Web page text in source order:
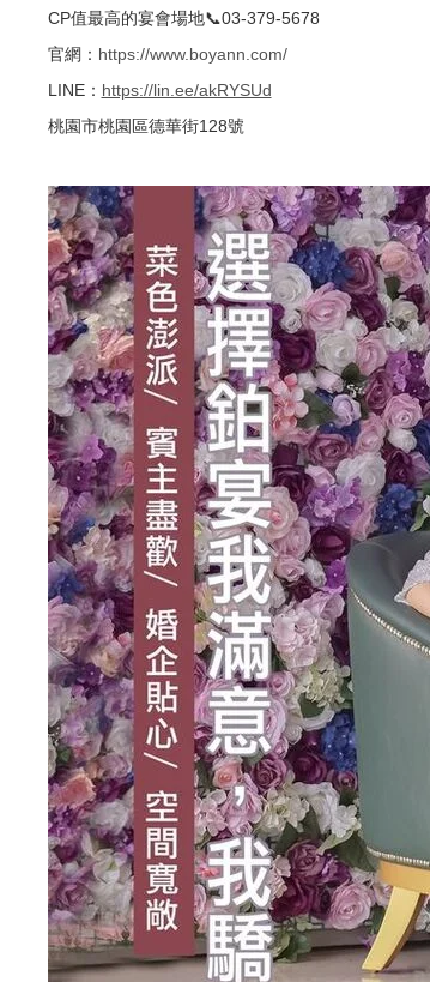
CP值最高的宴會場地📞03-379-5678
官網： https://www.boyann.com/
LINE： https://lin.ee/akRYSUd
桃園市桃園區德華街128號